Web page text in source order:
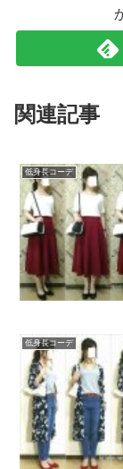
関連記事
低身長コーデ
低身長コーデ